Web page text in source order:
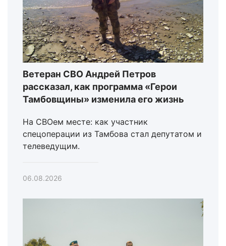
Ветеран СВО Андрей Петров
рассказал, как программа «Герои
Тамбовщины» изменила его жизнь
На СВОем месте: как участник
спецоперации из Тамбова стал депутатом и
телеведущим.
06.08.2026